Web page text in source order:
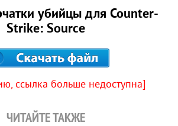
убийцы для Counter-
Strike: Source
ссылка больше недоступна]
ЧИТАЙТЕ ТАКЖЕ